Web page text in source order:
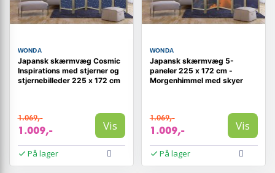
WONDA
Japansk skærmvæg Cosmic
Inspirations med stjerner og
stjernebilleder 225 x 172 cm
1.069,-
1.009,- Vis
På lager
WONDA
Japansk skærmvæg 5-
paneler 225 x 172 cm -
Morgenhimmel med skyer
1.069,-
1.009,- Vis
På lager